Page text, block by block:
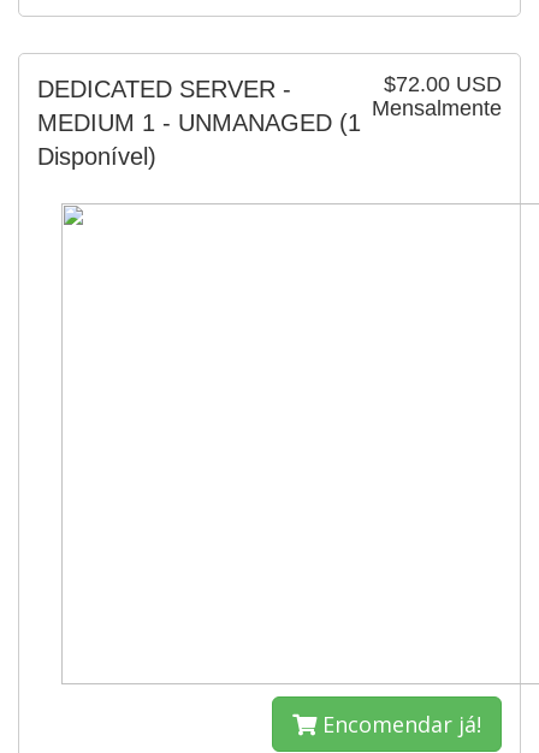
$72.00 USD
Mensalmente
DEDICATED SERVER -
MEDIUM 1 - UNMANAGED (1
Disponível)
Encomendar já!